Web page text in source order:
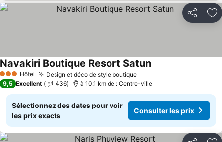
Partager
3 ÉtoilesHôtel Design et déco de style boutiqueConsulter les prix
Navakiri Boutique Resort SatunConsulter les prix
9,5 Excellent 436 à 10.1 km de : Centre-ville
Sélectionnez des dates pour voir
les prix exacts
Consulter les prix